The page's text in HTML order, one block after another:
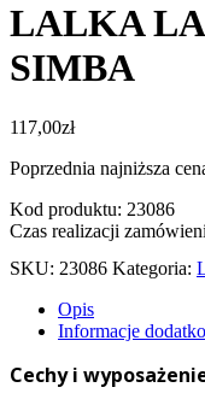
LALKA
SIMBA
117,00zł
Poprzednia najniższa
Kod produktu: 23086
Czas realizacji
SKU: 23086 Kategoria:
Opis
Informacje
Cechy i